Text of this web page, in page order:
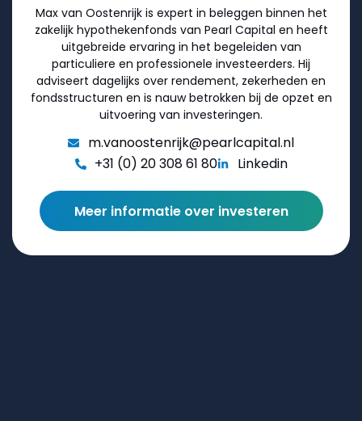
Max van Oostenrijk is expert in beleggen binnen het
zakelijk hypothekenfonds van Pearl Capital en heeft
uitgebreide ervaring in het begeleiden van
particuliere en professionele investeerders. Hij
adviseert dagelijks over rendement, zekerheden en
fondsstructuren en is nauw betrokken bij de opzet en
uitvoering van investeringen.
m.vanoostenrijk@pearlcapital.nl
+31 (0) 20 308 61 80
Linkedin
Meer informatie over investeren